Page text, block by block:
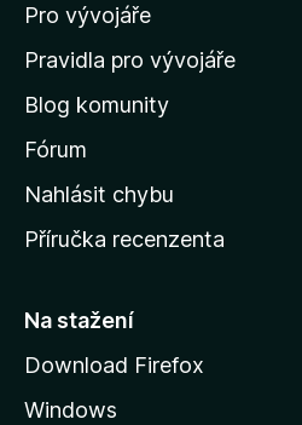
o
m
v
s
k
u
t
á
n
Pro vývojáře
Pravidla pro vývojáře
Blog komunity
Fórum
Nahlásit chybu
Příručka recenzenta
Na stažení
Download Firefox
Windows